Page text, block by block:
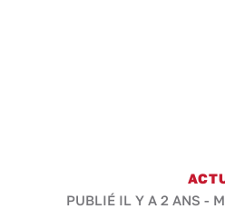
PUBLIÉ IL Y A 2 ANS -